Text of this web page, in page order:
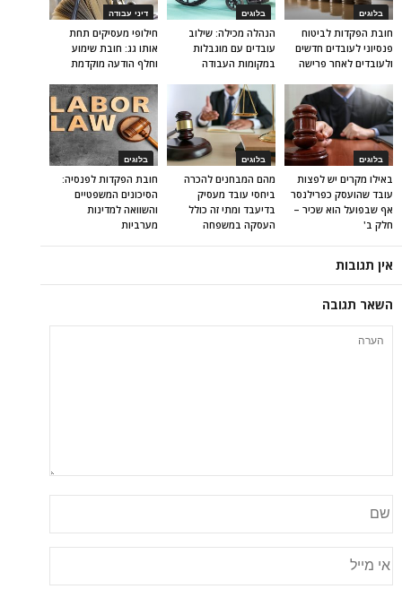
דיני עבודה
חילופי מעסיקים תחת
אותו גג: חובת שימוע
וחלף הודעה מוקדמת
בלוגים
הנהלה מכילה: שילוב
עובדים עם מוגבלות
במקומות העבודה
בלוגים
חובת הפקדות לביטוח
פנסיוני לעובדים חדשים
ולעובדים לאחר פרישה
בלוגים
חובת הפקדות לפנסיה:
הסיכונים המשפטיים
והשוואה למדינות
מערביות
בלוגים
מהם המבחנים להכרה
ביחסי עובד מעסיק
בדיעבד ומתי זה כולל
העסקה במשפחה
בלוגים
באילו מקרים יש לפצות
עובד שהועסק כפרילנסר
אף שבפועל הוא שכיר –
חלק ב'
אין תגובות
השאר תגובה